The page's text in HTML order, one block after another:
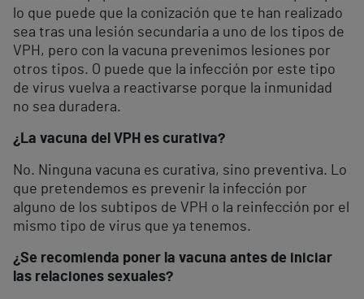
lo que puede que la conización que te han realizado
sea tras una lesión secundaria a uno de los tipos de
VPH, pero con la vacuna prevenimos lesiones por
otros tipos. O puede que la infección por este tipo
de virus vuelva a reactivarse porque la inmunidad
no sea duradera.
¿La vacuna del VPH es curativa?
No. Ninguna vacuna es curativa, sino preventiva. Lo
que pretendemos es prevenir la infección por
alguno de los subtipos de VPH o la reinfección por el
mismo tipo de virus que ya tenemos.
¿Se recomienda poner la vacuna antes de iniciar
las relaciones sexuales?